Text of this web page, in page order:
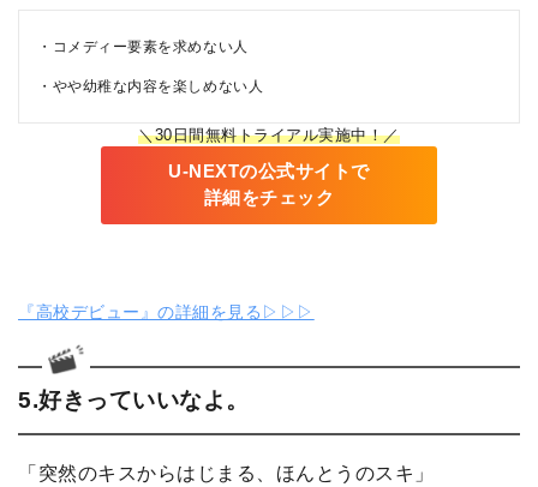
コメディー要素を求めない人
やや幼稚な内容を楽しめない人
＼30日間無料トライアル実施中！／
U-NEXTの公式サイトで
詳細をチェック
『高校デビュー』の詳細を見る▷▷▷
5.好きっていいなよ。
「突然のキスからはじまる、ほんとうのスキ」